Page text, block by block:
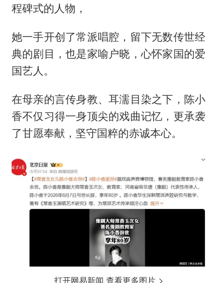
程碑式的人物，
她一手开创了常派唱腔，留下无数传世经
典的剧目，也是家喻户晓，心怀家国的爱
国艺人。
在母亲的言传身教、耳濡目染之下，陈小
香不仅习得一身顶尖的戏曲记忆，更承袭
了甘愿奉献，坚守国粹的赤诚本心。
打开网易新闻 查看更多图片